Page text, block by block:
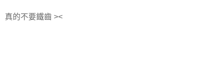
真的不要鐵齒 ><